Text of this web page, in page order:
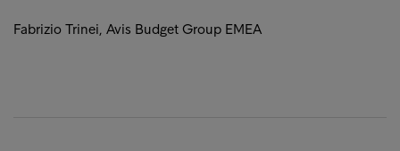
Fabrizio Trinei, Avis Budget Group EMEA